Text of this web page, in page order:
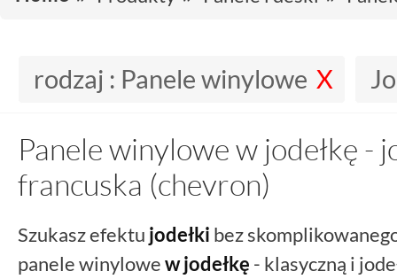
rodzaj : Panele winylowe
Panele winylowe w jodełkę -
francuska (chevron)
Szukasz efektu jodełki bez
panele winylowew jodełkę - klasyczną i